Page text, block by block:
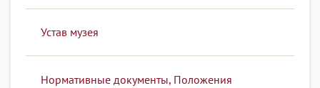
Устав музея
Нормативные документы, Положения